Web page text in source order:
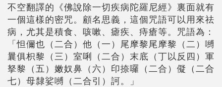
不空翻譯的《佛說除一切疾病陀羅尼經》裏面就有
一個這樣的密咒。顧名思義，這個咒語可以用來祛
病，尤其是積食、咳嗽、瘧疾、痔瘡等。咒語為：
「怛儞也（二合）他（一）尾摩黎尾摩黎（二）嚩
曩俱枳黎（三）室唎（二合）末底（丁以反四）軍
拏黎（五）嫩奴鼻（六）印捺囉（二合）儗（二合
七）母隸娑嚩（二合引）訶。」